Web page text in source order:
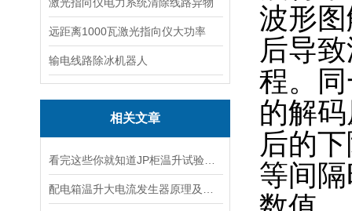
远距离1000瓦激光指向仪大功率
输电线路除冰机器人
相关文章
波形
后导
程。
的解
后的
等间